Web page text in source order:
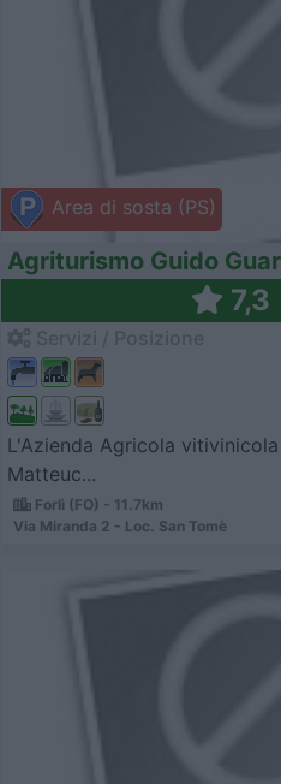
Area di sosta (PS)
Agriturismo Guido
7,3
L'Azienda Agricola
Matteuc...
Forlì (FO) - 11.7km
Via Miranda 2 - Loc. San Tomè